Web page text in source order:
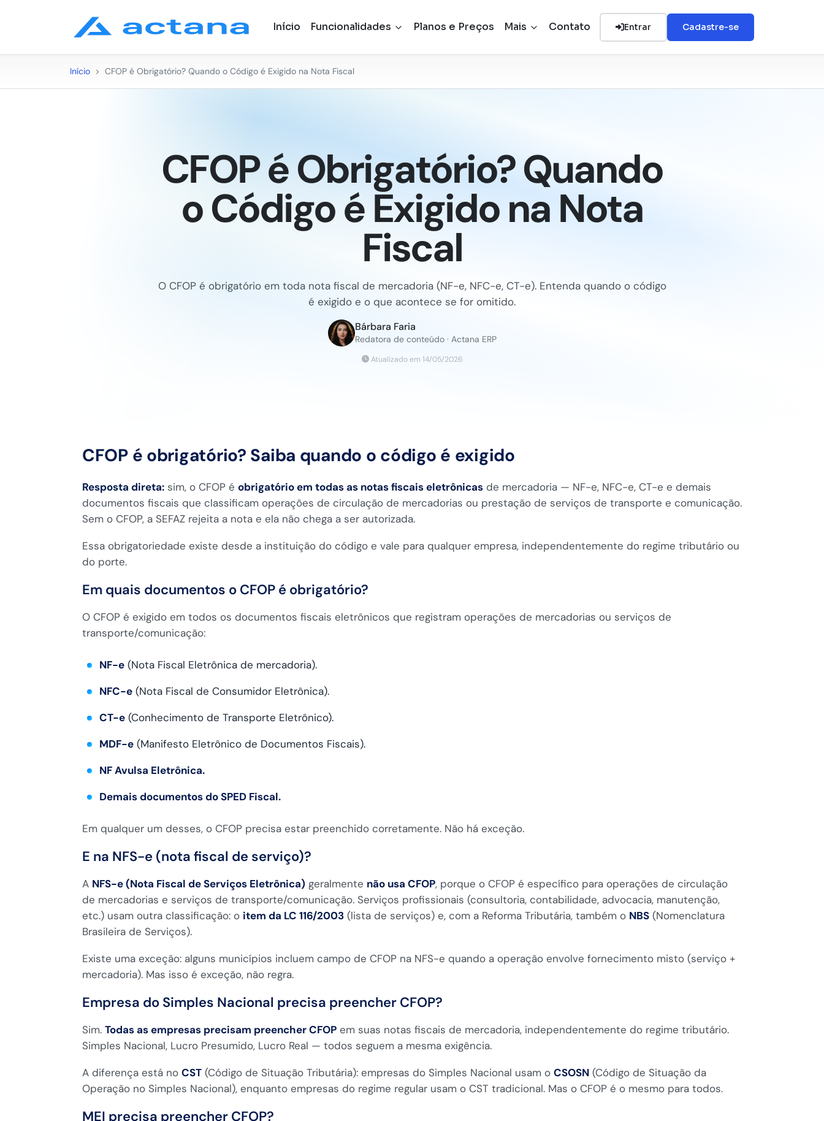
Início Funcionalidades Planos e Preços Mais Contato Entrar Cadastre-se
Início > CFOP é Obrigatório? Quando o Código é Exigido na Nota Fiscal
CFOP é Obrigatório? Quando
o Código é Exigido na Nota
Fiscal
O CFOP é obrigatório em toda nota fiscal de mercadoria (NF-e, NFC-e, CT-e). Entenda quando o código
é exigido e o que acontece se for omitido.
Bárbara Faria
Redatora de conteúdo · Actana ERP
Atualizado em 14/05/2026
CFOP é obrigatório? Saiba quando o código é exigido
Resposta direta: sim, o CFOP é obrigatório em todas as notas fiscais eletrônicas de mercadoria — NF-e, NFC-e, CT-e e demais
documentos fiscais que classificam operações de circulação de mercadorias ou prestação de serviços de transporte e comunicação.
Sem o CFOP, a SEFAZ rejeita a nota e ela não chega a ser autorizada.
Essa obrigatoriedade existe desde a instituição do código e vale para qualquer empresa, independentemente do regime tributário ou
do porte.
Em quais documentos o CFOP é obrigatório?
O CFOP é exigido em todos os documentos fiscais eletrônicos que registram operações de mercadorias ou serviços de
transporte/comunicação:
NF-e (Nota Fiscal Eletrônica de mercadoria).
NFC-e (Nota Fiscal de Consumidor Eletrônica).
CT-e (Conhecimento de Transporte Eletrônico).
MDF-e (Manifesto Eletrônico de Documentos Fiscais).
NF Avulsa Eletrônica.
Demais documentos do SPED Fiscal.
Em qualquer um desses, o CFOP precisa estar preenchido corretamente. Não há exceção.
E na NFS-e (nota fiscal de serviço)?
A NFS-e (Nota Fiscal de Serviços Eletrônica) geralmente não usa CFOP, porque o CFOP é específico para operações de circulação
de mercadorias e serviços de transporte/comunicação. Serviços profissionais (consultoria, contabilidade, advocacia, manutenção,
etc.) usam outra classificação: o item da LC 116/2003 (lista de serviços) e, com a Reforma Tributária, também o NBS (Nomenclatura
Brasileira de Serviços).
Existe uma exceção: alguns municípios incluem campo de CFOP na NFS-e quando a operação envolve fornecimento misto (serviço +
mercadoria). Mas isso é exceção, não regra.
Empresa do Simples Nacional precisa preencher CFOP?
Sim. Todas as empresas precisam preencher CFOP em suas notas fiscais de mercadoria, independentemente do regime tributário.
Simples Nacional, Lucro Presumido, Lucro Real — todos seguem a mesma exigência.
A diferença está no CST (Código de Situação Tributária): empresas do Simples Nacional usam o CSOSN (Código de Situação da
Operação no Simples Nacional), enquanto empresas do regime regular usam o CST tradicional. Mas o CFOP é o mesmo para todos.
MEI precisa preencher CFOP?